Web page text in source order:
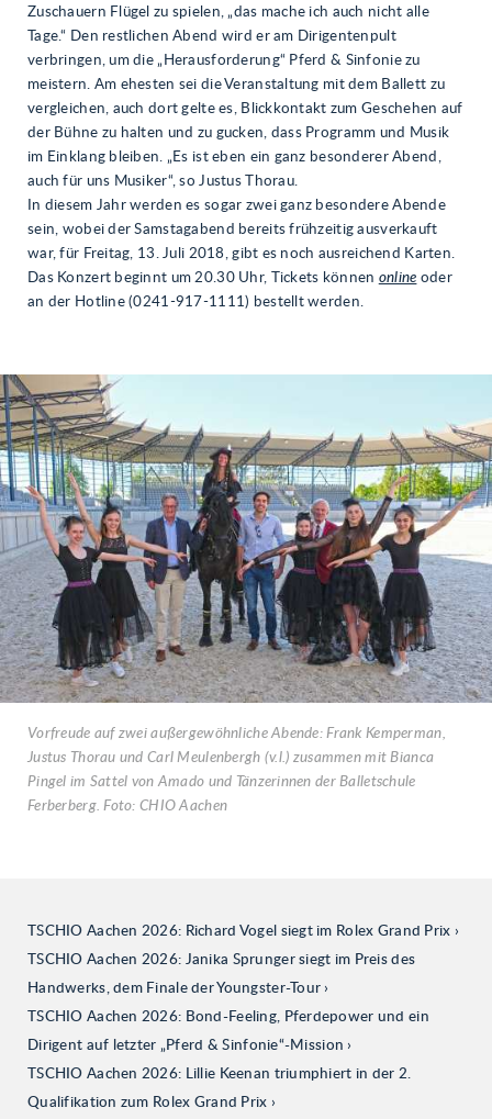
Zuschauern Flügel zu spielen, „das mache ich auch nicht alle
Tage.“ Den restlichen Abend wird er am Dirigentenpult
verbringen, um die „Herausforderung“ Pferd & Sinfonie zu
meistern. Am ehesten sei die Veranstaltung mit dem Ballett zu
vergleichen, auch dort gelte es, Blickkontakt zum Geschehen auf
der Bühne zu halten und zu gucken, dass Programm und Musik
im Einklang bleiben. „Es ist eben ein ganz besonderer Abend,
auch für uns Musiker“, so Justus Thorau.
In diesem Jahr werden es sogar zwei ganz besondere Abende
sein, wobei der Samstagabend bereits frühzeitig ausverkauft
war, für Freitag, 13. Juli 2018, gibt es noch ausreichend Karten.
Das Konzert beginnt um 20.30 Uhr, Tickets können online oder
an der Hotline (0241-917-1111) bestellt werden.
Vorfreude auf zwei außergewöhnliche Abende: Frank Kemperman,
Justus Thorau und Carl Meulenbergh (v.l.) zusammen mit Bianca
Pingel im Sattel von Amado und Tänzerinnen der Balletschule
Ferberberg. Foto: CHIO Aachen
TSCHIO Aachen 2026: Richard Vogel siegt im Rolex Grand Prix
TSCHIO Aachen 2026: Janika Sprunger siegt im Preis des
Handwerks, dem Finale der Youngster-Tour
TSCHIO Aachen 2026: Bond-Feeling, Pferdepower und ein
Dirigent auf letzter „Pferd & Sinfonie“-Mission
TSCHIO Aachen 2026: Lillie Keenan triumphiert in der 2.
Qualifikation zum Rolex Grand Prix